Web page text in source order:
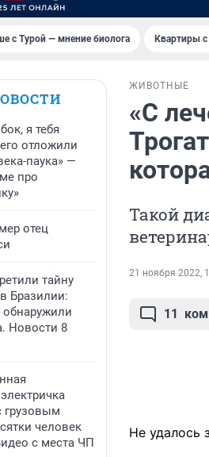
с Турой — мнение биолога Квартиры
я тебя
отложили
паука» —
про
отец
тайну
Бразилии:
Новости 8
грузовым
человек
с места ЧП
ЖИВОТНЫЕ
«С
Такой
21 ноября 2022,
11
Не удалось